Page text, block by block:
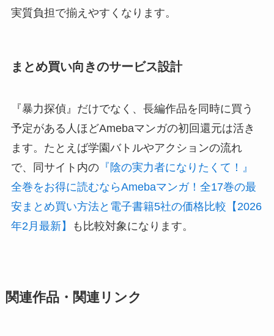
実質負担で揃えやすくなります。
まとめ買い向きのサービス設計
『暴力探偵』だけでなく、長編作品を同時に買う
予定がある人ほどAmebaマンガの初回還元は活き
ます。たとえば学園バトルやアクションの流れ
で、同サイト内の『陰の実力者になりたくて！』
全巻をお得に読むならAmebaマンガ！全17巻の最
安まとめ買い方法と電子書籍5社の価格比較【2026
年2月最新】
も比較対象になります。
関連作品・関連リンク